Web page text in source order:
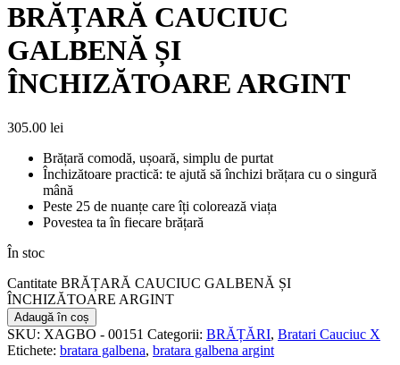
BRĂȚARĂ CAUCIUC
GALBENĂ ȘI
ÎNCHIZĂTOARE ARGINT
305.00 lei
Brățară comodă, ușoară, simplu de purtat
Închizătoare practică: te ajută să închizi brățara cu o singură
mână
Peste 25 de nuanțe care îți colorează viața
Povestea ta în fiecare brățară
În stoc
Cantitate BRĂȚARĂ CAUCIUC GALBENĂ ȘI
ÎNCHIZĂTOARE ARGINT
Adaugă în coș
SKU: XAGBO - 00151 Categorii: BRĂȚĂRI, Bratari Cauciuc X
Etichete: bratara galbena, bratara galbena argint